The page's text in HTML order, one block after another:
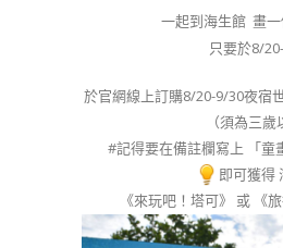
一起到海生館 畫
只要於8/
於官網線上訂購8/20-9/30夜宿
（須為三歲
#記得要在備註欄寫上 「童
即可獲得
《來玩吧！塔可》 或 《